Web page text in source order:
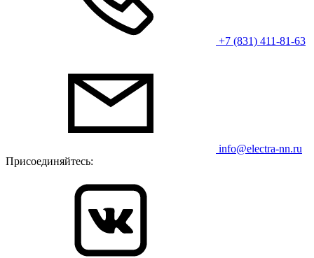
+7 (831) 411-81-63
info@electra-nn.ru
Присоединяйтесь: